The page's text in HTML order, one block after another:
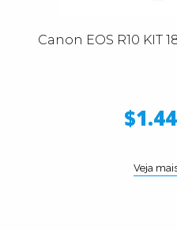
Canon EOS R10 KIT
Veja